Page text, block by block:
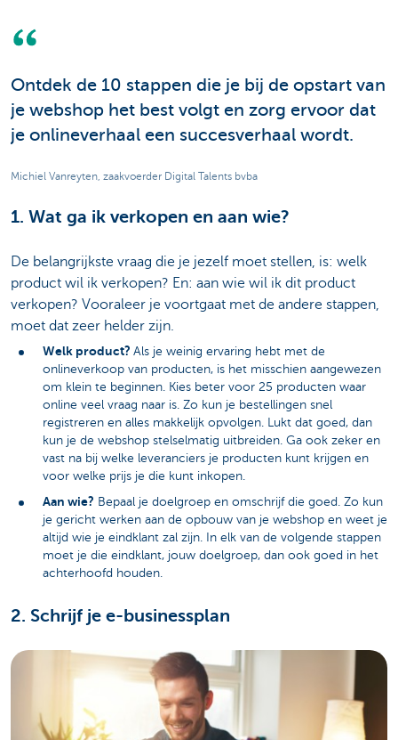
Ontdek de 10 stappen die je bij de opstart van
je webshop het best volgt en zorg ervoor dat
je onlineverhaal een succesverhaal wordt.
Michiel Vanreyten, zaakvoerder Digital Talents bvba
1. Wat ga ik verkopen en aan wie?
De belangrijkste vraag die je jezelf moet stellen, is: welk
product wil ik verkopen? En: aan wie wil ik dit product
verkopen? Vooraleer je voortgaat met de andere stappen,
moet dat zeer helder zijn.
Welk product? Als je weinig ervaring hebt met de
onlineverkoop van producten, is het misschien aangewezen
om klein te beginnen. Kies beter voor 25 producten waar
online veel vraag naar is. Zo kun je bestellingen snel
registreren en alles makkelijk opvolgen. Lukt dat goed, dan
kun je de webshop stelselmatig uitbreiden. Ga ook zeker en
vast na bij welke leveranciers je producten kunt krijgen en
voor welke prijs je die kunt inkopen.
Aan wie? Bepaal je doelgroep en omschrijf die goed. Zo kun
je gericht werken aan de opbouw van je webshop en weet je
altijd wie je eindklant zal zijn. In elk van de volgende stappen
moet je die eindklant, jouw doelgroep, dan ook goed in het
achterhoofd houden.
2. Schrijf je e-businessplan